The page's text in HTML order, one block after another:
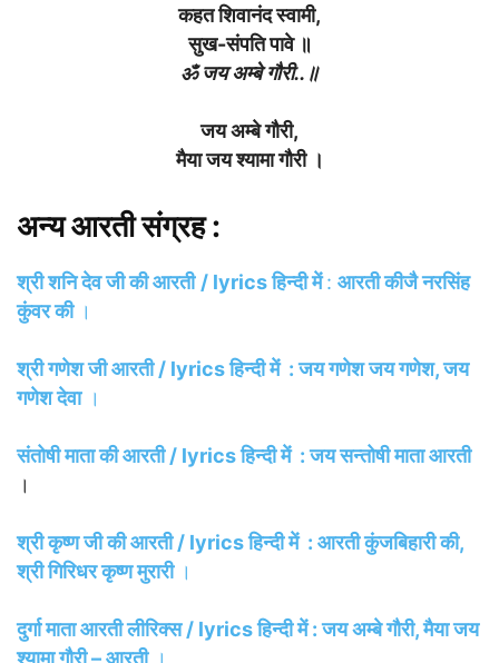
कहत शिवानंद स्वामी,
सुख-संपति पावे ॥
ॐ जय अम्बे गौरी..॥
जय अम्बे गौरी,
मैया जय श्यामा गौरी ।
अन्य आरती संग्रह :
श्री शनि देव जी की आरती / lyrics हिन्दी में: आरती कीजै नरसिंह
कुंवर की ।
श्री गणेश जी आरती / lyrics हिन्दी में : जय गणेश जय गणेश, जय
गणेश देवा।
संतोषी माता की आरती / lyrics हिन्दी में : जय सन्तोषी माता आरती
।
श्री कृष्ण जी की आरती / lyrics हिन्दी में : आरती कुंजबिहारी की,
श्री गिरिधर कृष्ण मुरारी ।
दुर्गा माता आरती लीरिक्स / lyrics हिन्दी में : जय अम्बे गौरी, मैया जय
श्यामा गौरी – आरती।